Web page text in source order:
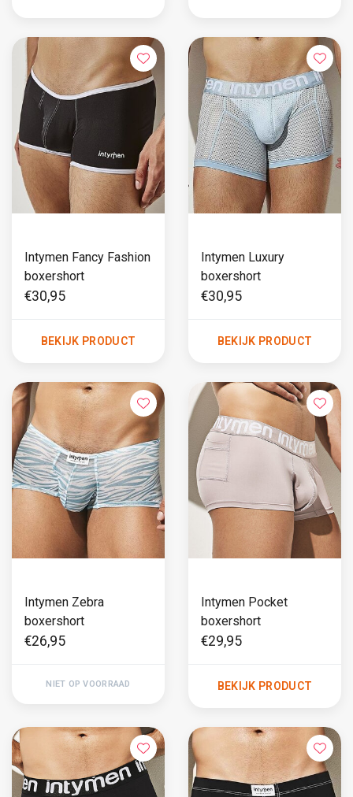
Intymen Fancy Fashion
boxershort
€30,95
BEKIJK PRODUCT
Intymen Luxury
boxershort
€30,95
BEKIJK PRODUCT
Intymen Zebra
boxershort
€26,95
NIET OP VOORRAAD
Intymen Pocket
boxershort
€29,95
BEKIJK PRODUCT